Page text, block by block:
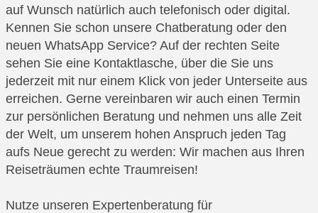
auf Wunsch natürlich auch telefonisch oder digital.
Kennen Sie schon unsere Chatberatung oder den
neuen WhatsApp Service? Auf der rechten Seite
sehen Sie eine Kontaktlasche, über die Sie uns
jederzeit mit nur einem Klick von jeder Unterseite aus
erreichen. Gerne vereinbaren wir auch einen Termin
zur persönlichen Beratung und nehmen uns alle Zeit
der Welt, um unserem hohen Anspruch jeden Tag
aufs Neue gerecht zu werden: Wir machen aus Ihren
Reiseträumen echte Traumreisen!
Nutze unseren Expertenberatung für